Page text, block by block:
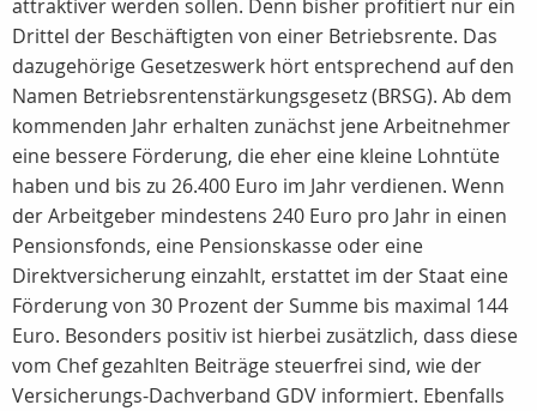
attraktiver werden sollen. Denn bisher profitiert nur ein
Drittel der Beschäftigten von einer Betriebsrente. Das
dazugehörige Gesetzeswerk hört entsprechend auf den
Namen Betriebsrentenstärkungsgesetz (BRSG). Ab dem
kommenden Jahr erhalten zunächst jene Arbeitnehmer
eine bessere Förderung, die eher eine kleine Lohntüte
haben und bis zu 26.400 Euro im Jahr verdienen. Wenn
der Arbeitgeber mindestens 240 Euro pro Jahr in einen
Pensionsfonds, eine Pensionskasse oder eine
Direktversicherung einzahlt, erstattet im der Staat eine
Förderung von 30 Prozent der Summe bis maximal 144
Euro. Besonders positiv ist hierbei zusätzlich, dass diese
vom Chef gezahlten Beiträge steuerfrei sind, wie der
Versicherungs-Dachverband GDV informiert. Ebenfalls